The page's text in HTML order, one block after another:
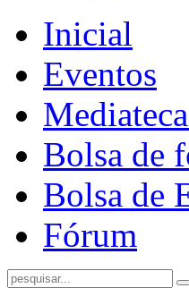
Inicial
Eventos
Bolsa de
Bolsa de
Fórum